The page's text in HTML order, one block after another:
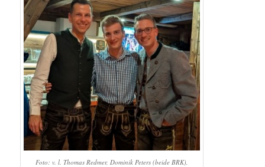
Foto: v. l. Thomas Redmer, Dominik Peters (beide BRK),